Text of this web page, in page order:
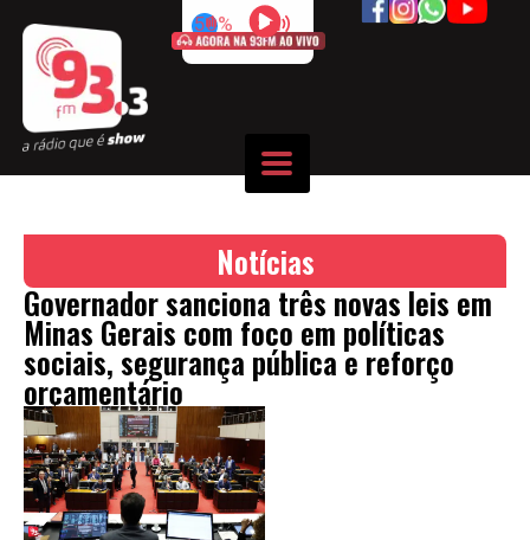
50%
Notícias
Governador sanciona três novas leis em
Minas Gerais com foco em políticas
sociais, segurança pública e reforço
orçamentário